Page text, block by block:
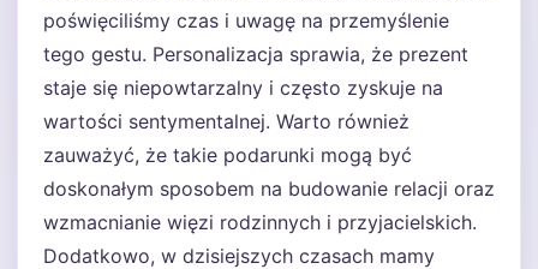
poświęciliśmy czas i uwagę na przemyślenie
tego gestu. Personalizacja sprawia, że prezent
staje się niepowtarzalny i często zyskuje na
wartości sentymentalnej. Warto również
zauważyć, że takie podarunki mogą być
doskonałym sposobem na budowanie relacji oraz
wzmacnianie więzi rodzinnych i przyjacielskich.
Dodatkowo, w dzisiejszych czasach mamy